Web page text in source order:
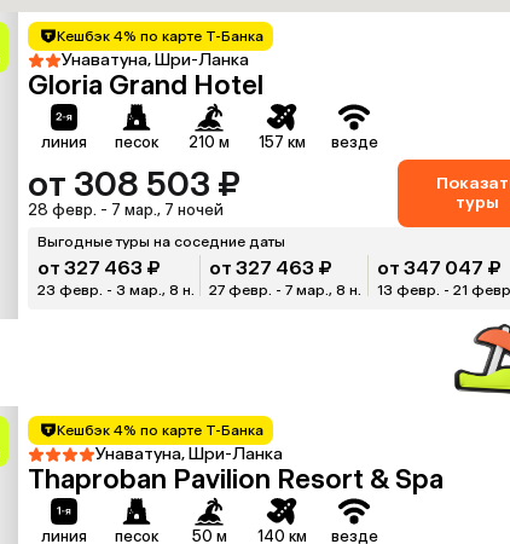
Кешбэк 4% по карте Т-Банка
Унаватуна, Шри-Ланка
Gloria Grand Hotel
линия песок 210 м 157 км везде
от 308 503 ₽
28 февр. - 7 мар., 7 ночей
туры
Выгодные туры на соседние даты
от 327 463 ₽
23 февр. - 3 мар., 8 н.
от 327 463 ₽
27 февр. - 7 мар., 8 н.
от 347 047 ₽
13 февр. - 21
Кешбэк 4% по карте Т-Банка
Унаватуна, Шри-Ланка
Thaproban Pavilion Resort & Spa
линия песок 50 м 140 км везде